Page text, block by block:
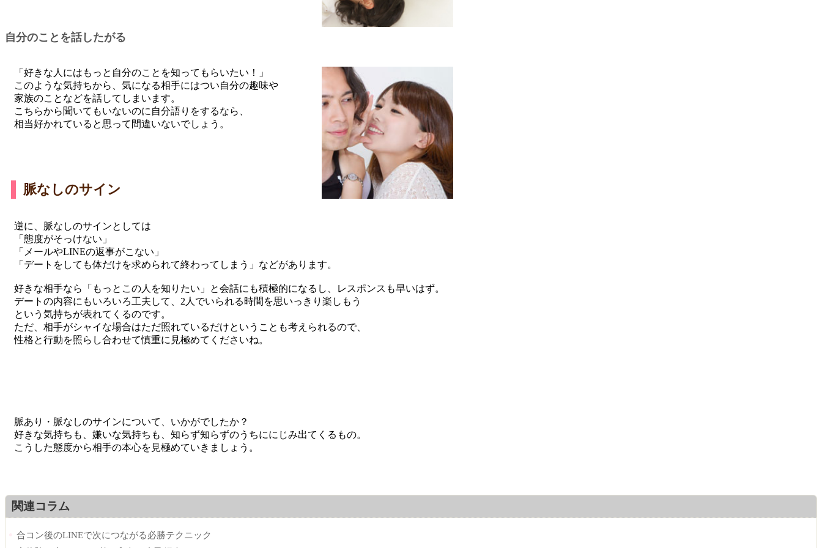
自分のことを話したがる
「好きな人にはもっと自分のことを知ってもらいたい！」
このような気持ちから、気になる相手にはつい自分の趣味や
家族のことなどを話してしまいます。
こちらから聞いてもいないのに自分語りをするなら、
相当好かれていると思って間違いないでしょう。
脈なしのサイン
逆に、脈なしのサインとしては
「態度がそっけない」
「メールやLINEの返事がこない」
「デートをしても体だけを求められて終わってしまう」などがあります。
好きな相手なら「もっとこの人を知りたい」と会話にも積極的になるし、レスポンスも早いはず。
デートの内容にもいろいろ工夫して、2人でいられる時間を思いっきり楽しもう
という気持ちが表れてくるのです。
ただ、相手がシャイな場合はただ照れているだけということも考えられるので、
性格と行動を照らし合わせて慎重に見極めてくださいね。
脈あり・脈なしのサインについて、いかがでしたか？
好きな気持ちも、嫌いな気持ちも、知らず知らずのうちににじみ出てくるもの。
こうした態度から相手の本心を見極めていきましょう。
関連コラム
合コン後のLINEで次につながる必勝テクニック